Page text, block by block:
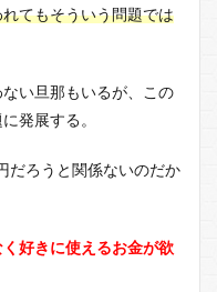
てもそういう問題では
い旦那もいるが、この
発展する。
だろうと関係ないのだか
好きに使えるお金が欲